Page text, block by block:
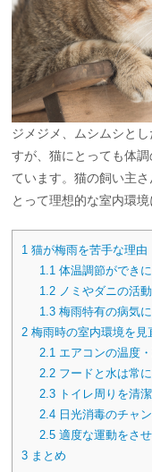
ジメジメ、ムシムシと
すが、猫にとっても体
ています。猫の飼い主
とって理想的な室内環
1 猫が梅雨を苦手な理由
1.1 体温調節ができ
1.2 ノミやダニの活
1.3 梅雨特有の病気
2 梅雨時の室内環境を見
2.1 エアコンの温度
2.2 フードと水は常
2.3 トイレ周りを清
2.4 日光消毒のチャ
2.5 適度な運動をさ
3 まとめ